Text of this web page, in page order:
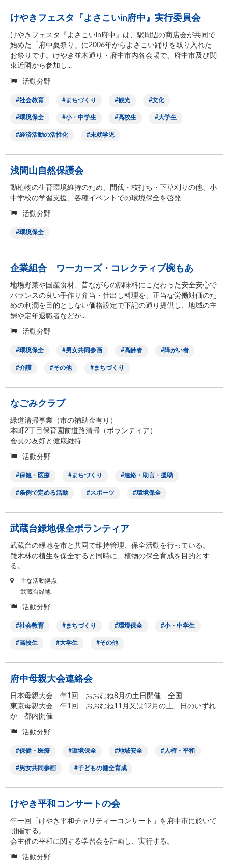
けやきフェスタ『よさこいin府中』実行委員会
けやきフェスタ『よさこいin府中』は、駅周辺の商店会が共同で
始めた「府中夏祭り」に2006年からよさこい踊りを取り入れた
お祭りです。けやき並木通り・府中市内各会場で、府中市及び関
東近隣から参加し...
活動分野
社会教育 まちづくり 観光 文化
環境保全 小・中学生 高校生 大学生
経済活動の活性化 未就学児
浅間山自然保護会
動植物の生育環境維持のため、間伐・枝打ち・下草刈りの他、小
中学校の学習支援、各種イベントでの環境保全を啓発
活動分野
環境保全
企業組合 ワーカーズ・コレクティブ椀もあ
地場野菜や国産食材、昔ながらの調味料にこだわった安全安心で
バランスの良い手作り弁当・仕出し料理を、正当な労働対価のた
めの利潤を目的としない価格設定で下記の通り提供し、地域の主
婦や定年退職者などが...
活動分野
環境保全 男女共同参画 高齢者 障がい者
介護 その他 まちづくり
なごみクラブ
緑道清掃事業（市の補助金有り）
本町2丁目保育園前道路清掃（ボランティア）
会員の友好と健康維持
活動分野
保健・医療 まちづくり 連絡・助言・援助
条例で定める活動 スポーツ 環境保全
武蔵台緑地保全ボランティア
武蔵台の緑地を市と共同で維持管理、保全活動を行っている。
雑木林の植生を保全すると同時に、植物の保全育成を目的とす
る。
主な活動拠点
武蔵台緑地
活動分野
社会教育 まちづくり 環境保全 小・中学生
高校生 大学生 その他
府中母親大会連絡会
日本母親大会 年1回 おおむね8月の土日開催 全国
東京母親大会 年1回 おおむね11月又は12月の土、日のいずれ
か 都内開催
活動分野
保健・医療 環境保全 地域安全 人権・平和
男女共同参画 子どもの健全育成
けやき平和コンサートの会
年一回「けやき平和チャリティーコンサート」を府中市に於いて
開催する。
会主催の平和に関する学習会を計画し、実行する。
活動分野